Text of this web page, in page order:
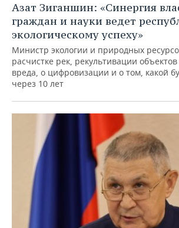
Азат Зиганшин: «Синергия
граждан и науки ведет
экологическому успеху»
Министр экологии и природных
расчистке рек, рекультивации
вреда, о цифровизации и о том, какой
через 10 лет